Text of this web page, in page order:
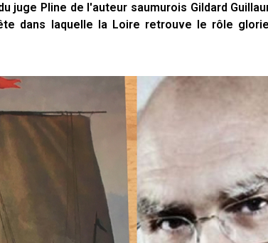
juge Pline de l'auteur saumurois Gildard
dans laquelle la Loire retrouve le rôle